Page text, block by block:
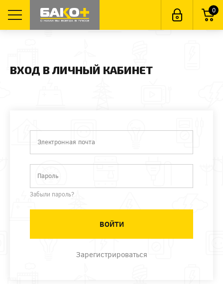
0
ВХОД В ЛИЧНЫЙ КАБИНЕТ
Электронная почта
Пароль
Забыли пароль?
Зарегистрироваться